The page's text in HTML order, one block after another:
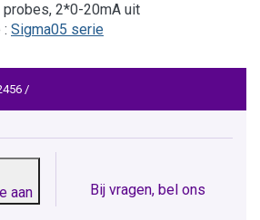
probes, 2*0-20mA uit
Sigma05 serie
/
aan Bij vragen, bel ons